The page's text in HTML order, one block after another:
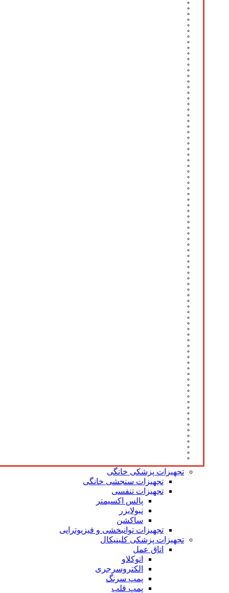
تجهیزات پزشکی خانگی
تجهیزات سنجشی خانگی
تجهیزات تنفسی
پالس اکسیمتر
نبولایزر
ساکشن
تجهیزات توانبخشی و فیزیوتراپی
تجهیزات پزشکی کلینیکال
اتاق عمل
اتوکلاو
الکتروسرجری
پمپ سرنگ
پمپ قلب